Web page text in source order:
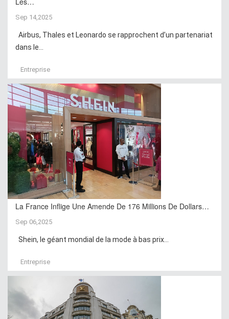
Sep 14,2025
Airbus, Thales et Leonardo se rapprochent d’un partenariat
dans le...
Entreprise
La France Inflige Une Amende De 176 Millions De Dollars…
Sep 06,2025
Shein, le géant mondial de la mode à bas prix...
Entreprise